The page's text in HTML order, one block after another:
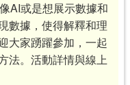
AI或是想展示數據和
數據，使得解釋和理
大家踴躍參加，一起
法。活動詳情與線上